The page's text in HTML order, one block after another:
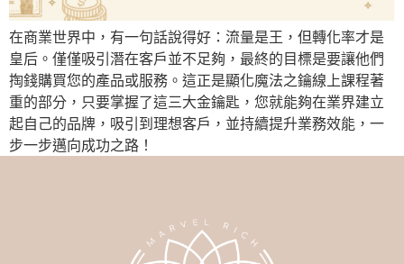
在商業世界中，有一句話說得好：流量是王，但轉化率才是
皇后。僅僅吸引潛在客戶並不足夠，最終的目標是要讓他們
掏錢購買您的產品或服務。這正是顯化魔法之鑰線上課程著
重的部分，只要掌握了這三大金鑰匙，您就能夠在業界建立
起自己的品牌，吸引到理想客戶，並持續提升業務效能，一
步一步邁向成功之路！